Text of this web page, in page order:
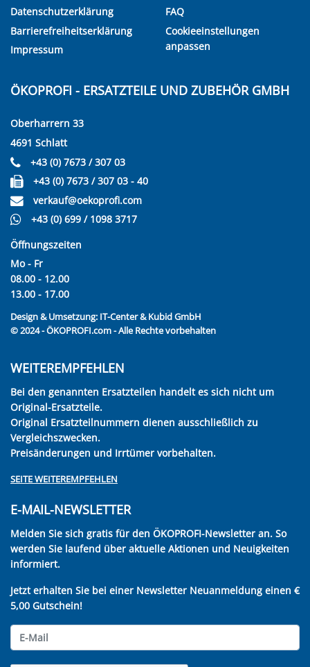
Datenschutzerklärung
Barrierefreiheitserklärung
Impressum
FAQ
Cookieeinstellungen
anpassen
ÖKOPROFI - ERSATZTEILE UND ZUBEHÖR GMBH
Oberharrern 33
4691 Schlatt
+43 (0) 7673 / 307 03
+43 (0) 7673 / 307 03 - 40
verkauf@oekoprofi.com
+43 (0) 699 / 1098 3717
Öffnungszeiten
Mo - Fr
08.00 - 12.00
13.00 - 17.00
Design & Umsetzung: IT-Center & Kubid GmbH
© 2024 - ÖKOPROFI.com - Alle Rechte vorbehalten
WEITEREMPFEHLEN
Bei den genannten Ersatzteilen handelt es sich nicht um
Original-Ersatzteile.
Original Ersatzteilnummern dienen ausschließlich zu
Vergleichszwecken.
Preisänderungen und Irrtümer vorbehalten.
SEITE WEITEREMPFEHLEN
E-MAIL-NEWSLETTER
Melden Sie sich gratis für den ÖKOPROFI-Newsletter an. So
werden Sie laufend über aktuelle Aktionen und Neuigkeiten
informiert.
Jetzt erhalten Sie bei einer Newsletter Neuanmeldung einen €
5,00 Gutschein!